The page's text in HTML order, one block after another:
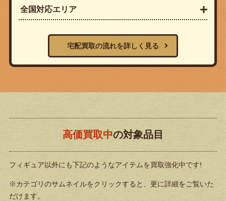
全国対応エリア
宅配買取の流れを詳しく見る
高価買取中の対象品目
フィギュア以外にも下記のようなアイテムを買取強化中です!
※カテゴリのサムネイルをクリックすると、更に詳細をご覧いた
だけます。